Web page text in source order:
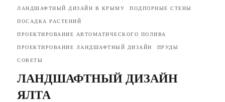
ЛАНДШАФТНЫЙ ДИЗАЙН В КРЫМУ ПОДПОРНЫЕ СТЕНЫ
ПОСАДКА РАСТЕНИЙ
ПРОЕКТИРОВАНИЕ АВТОМАТИЧЕСКОГО ПОЛИВА
ПРОЕКТИРОВАНИЕ ЛАНДШАФТНЫЙ ДИЗАЙН ПРУДЫ
СОВЕТЫ
ЛАНДШАФТНЫЙ ДИЗАЙН
ЯЛТА